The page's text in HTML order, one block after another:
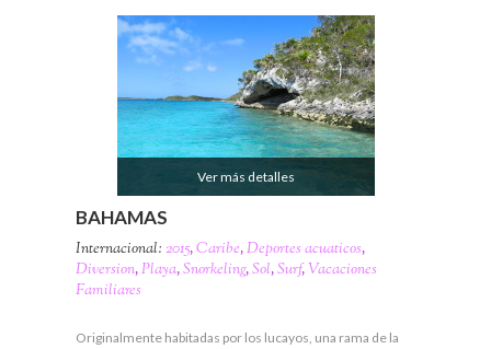
Ver más detalles
BAHAMAS
Internacional: 2015,Caribe,Deportes acuaticos,
Diversion,Playa,Snorkeling,Sol,Surf,Vacaciones
Familiares
Originalmente habitadas por los lucayos, una rama de la